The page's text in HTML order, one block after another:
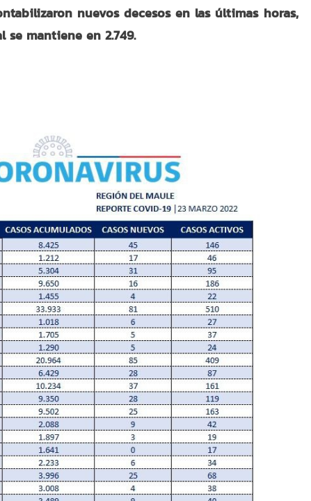
nuevos decesos en las últimas horas,
mantiene en 2.749.